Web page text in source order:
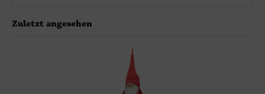
Zuletzt angesehen